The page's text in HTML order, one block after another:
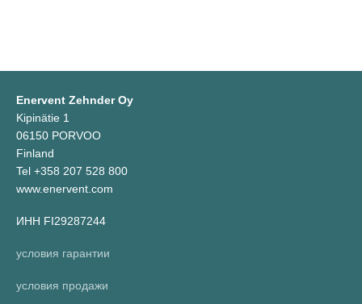
Enervent Zehnder Oy
Kipinätie 1
06150 PORVOO
Finland
Tel +358 207 528 800
www.enervent.com
ИНН FI29287244
условия гарантии
условия продажи